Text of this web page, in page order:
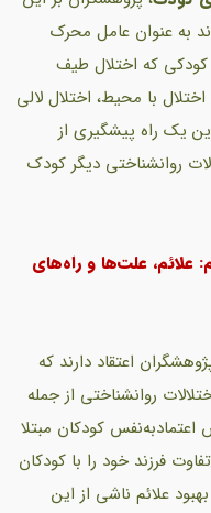
به عنوان عامل محرک
کودکی که اختلال طیف
با محیط، اختلال لالی
یک راه پیشگیری از
روانشناختی دیگر کودک
علائم، علت‌ها و راه‌های
اعتقاد دارند که
روانشناختی از جمله
اعتمادبه‌نفس کودکان مبتلا
فرزند خود را با کودکان
علائم ناشی از این